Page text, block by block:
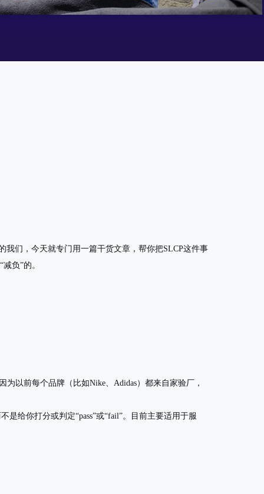
我们，今天就专门用一篇干货文章，帮你把SLCP这件事
负”的。
为以前每个品牌（比如Nike、Adidas）都来自家验厂，
是给你打分或判定“pass”或“fail”。目前主要适用于服